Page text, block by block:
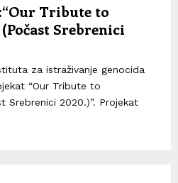
Tribute to
Srebrenici
za istraživanje genocida
“Our Tribute to
Srebrenici 2020.)”. Projekat